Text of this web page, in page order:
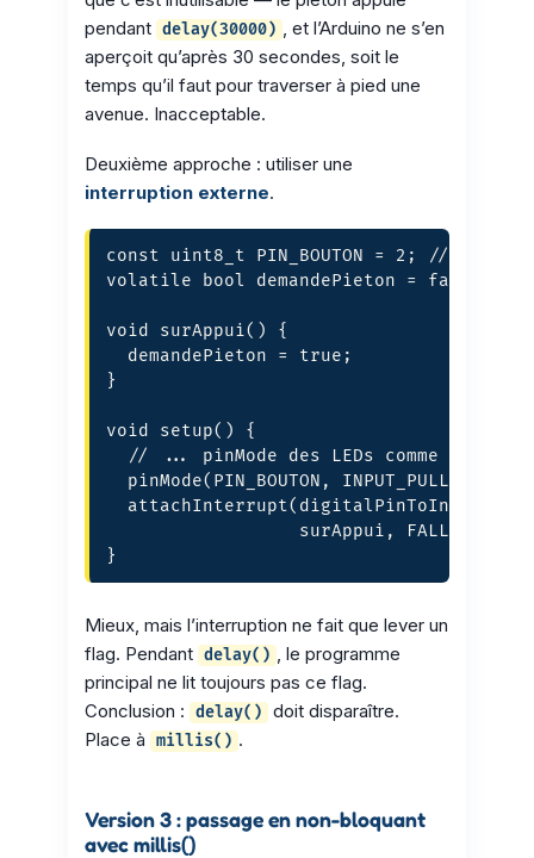
pendant delay(30000) , et l’Arduino ne s’en
aperçoit qu’après 30 secondes, soit le
temps qu’il faut pour traverser à pied une
avenue. Inacceptable.
Deuxième approche : utiliser une
interruption externe.
const uint8_t PIN_BOUTON = 2; // D2 =
volatile bool demandePieton = false;
void surAppui() {
  demandePieton = true;
}
void setup() {
// ... pinMode des LEDs comme avant
  pinMode(PIN_BOUTON, INPUT_PULLUP);
                  surAppui, FALLING);
}
Mieux, mais l’interruption ne fait que lever un
flag. Pendant delay() , le programme
principal ne lit toujours pas ce flag.
Conclusion :
delay()
doit disparaître.
Place à
millis() .
Version 3 : passage en non-bloquant
avec millis()